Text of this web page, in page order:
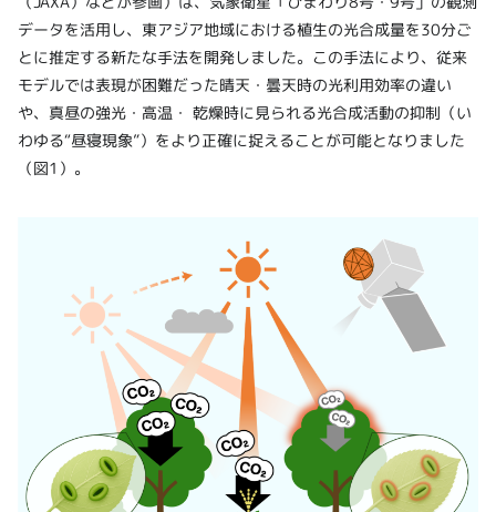
データを活用し、東アジア地域における植生の光合成量を30分ご
とに推定する新たな手法を開発しました。この手法により、従来
モデルでは表現が困難だった晴天・曇天時の光利用効率の違い
や、真昼の強光・高温・ 乾燥時に見られる光合成活動の抑制（い
わゆる“昼寝現象”）をより正確に捉えることが可能となりました
（図1）。